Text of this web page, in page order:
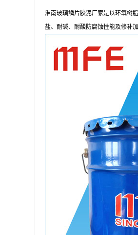
淮南玻璃鳞片胶泥厂家是以环氧树
盐、耐碱、耐酸防腐蚀性能及修补加